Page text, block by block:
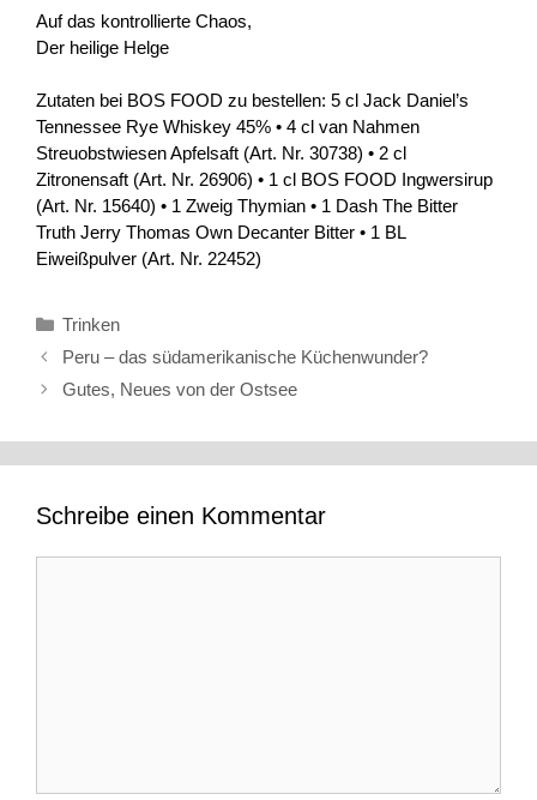
Auf das kontrollierte Chaos,
Der heilige Helge
Zutaten bei BOS FOOD zu bestellen: 5 cl Jack Daniel’s
Tennessee Rye Whiskey 45% • 4 cl van Nahmen
Streuobstwiesen Apfelsaft (Art. Nr. 30738) • 2 cl
Zitronensaft (Art. Nr. 26906) • 1 cl BOS FOOD Ingwersirup
(Art. Nr. 15640) • 1 Zweig Thymian • 1 Dash The Bitter
Truth Jerry Thomas Own Decanter Bitter • 1 BL
Eiweißpulver (Art. Nr. 22452)
Kategorien
Trinken
Peru – das südamerikanische Küchenwunder?
Gutes, Neues von der Ostsee
Schreibe einen Kommentar